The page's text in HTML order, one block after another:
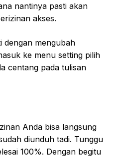
nantinya pasti akan
akses.
dengan mengubah
ke menu setting pilih
centang pada tulisan
Anda bisa langsung
diunduh tadi. Tunggu
100%. Dengan begitu